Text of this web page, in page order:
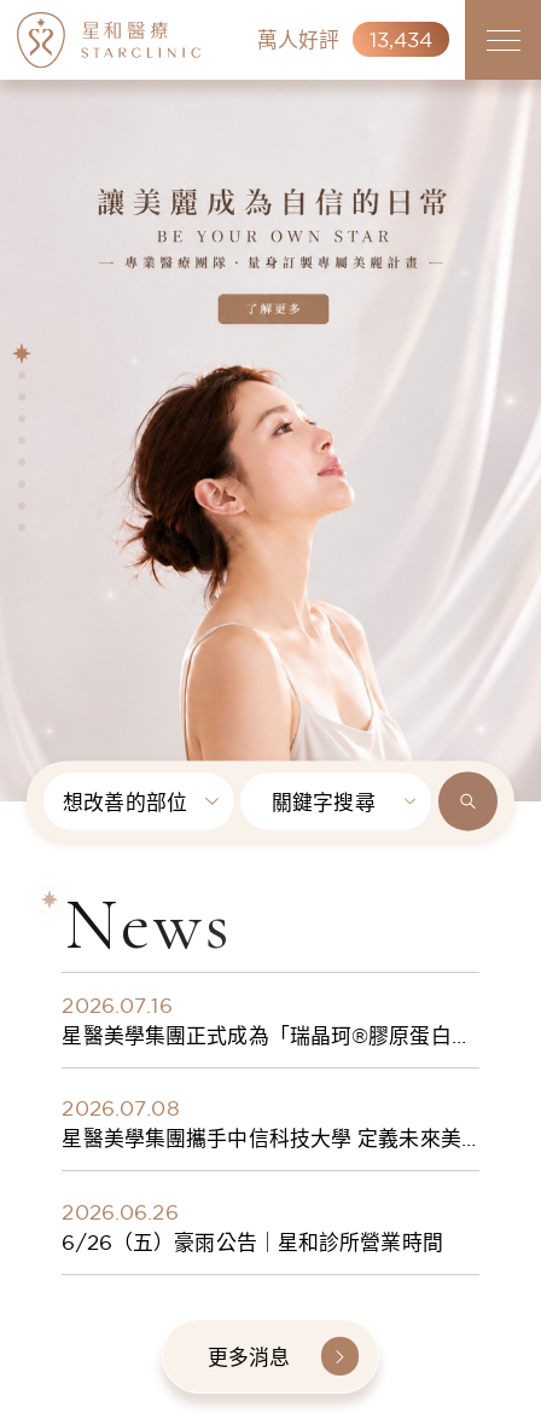
萬人好評 13,434
想改善的部位 關鍵字搜尋
News
2026.07.16
星醫美學集團正式成為「瑞晶珂®膠原蛋白植
入劑」台灣獨家總代理
2026.07.08
星醫美學集團攜手中信科技大學 定義未來美
學人才新標準 建構健康美學產學共育模式 串
2026.06.26
6/26（五）豪雨公告｜星和診所營業時間
更多消息